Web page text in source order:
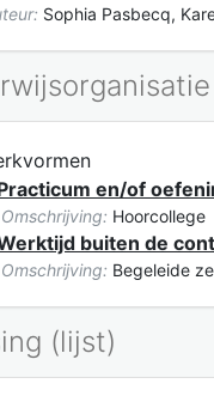
Sophia Pasbecq,
en/of
Omschrijving: Hoorcollege
buiten de
Omschrijving: Begeleide
(lijst)